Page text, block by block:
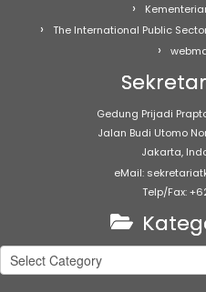
The International Public
Gedung Prijadi
Jalan Budi Utomo
Jakarta,
eMail:
Telp/Fax:
Kategori
Artikel